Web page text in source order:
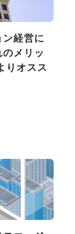
ン経営に
メリッ
りオスス